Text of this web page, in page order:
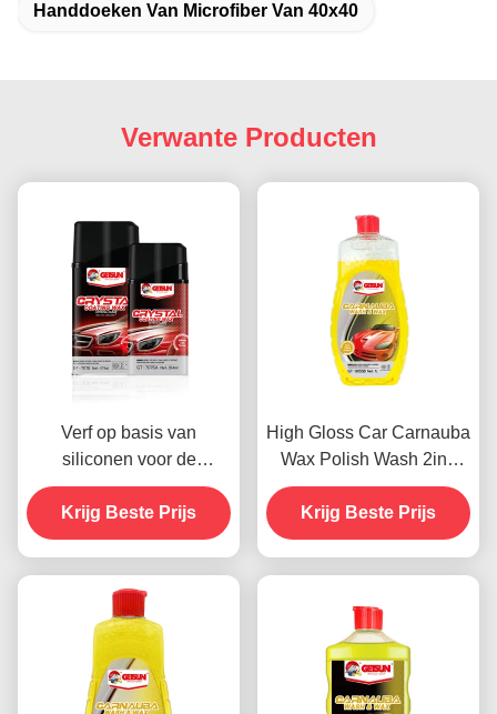
Handdoeken Van Microfiber Van 40x40
Verwante Producten
Verf op basis van
siliconen voor de
autoverzorging Crystal
Coating Wax Dustproof
450g
Krijg Beste Prijs
High Gloss Car Carnauba
Wax Polish Wash 2in1
Waterdicht
Krabbenbestand
Krijg Beste Prijs